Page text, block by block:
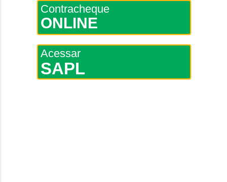
Contracheque
ONLINE
Acessar
SAPL